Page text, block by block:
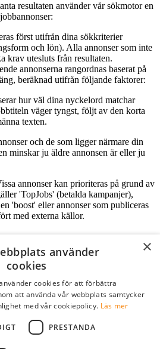
resultaten använder vår sökmotor en
först utifrån dina sökkriterier
och lön). Alla annonser som inte
krav utesluts från resultaten.
annonserna rangordnas baserat på
beräknad utifrån följande faktorer:
hur väl dina nyckelord matchar
väger tyngst, följt av den korta
texten.
och de som ligger närmare din
minskar ju äldre annonsen är eller ju
annonser kan prioriteras på grund av
'TopJobs' (betalda kampanjer),
'boost' eller annonser som publiceras
med externa källor.
×
använder
cookies
cookies för att förbättra
att använda vår webbplats samtycker
med vår cookiepolicy. Läs mer
PRESTANDA